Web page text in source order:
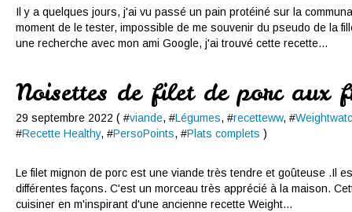
Il y a quelques jours, j'ai vu passé un pain protéiné sur la
moment de le tester, impossible de me souvenir du pseudo de la
une recherche avec mon ami Google, j'ai trouvé cette recette...
Noisettes de filet de porc aux
29 septembre 2022 ( #viande, #Légumes, #recetteww, #
#Recette Healthy, #PersoPoints, #Plats complets )
Le filet mignon de porc est une viande très tendre et goûteuse .Il
différentes façons. C'est un morceau très apprécié à la maison.
cuisiner en m'inspirant d'une ancienne recette Weight...